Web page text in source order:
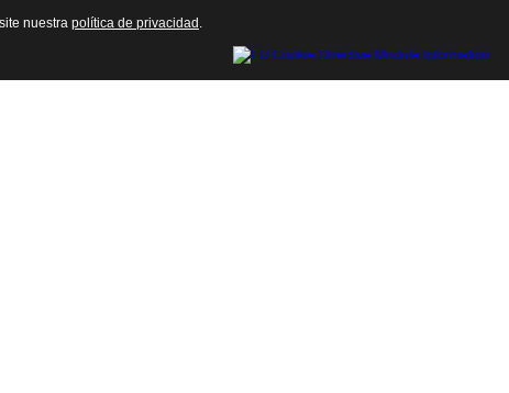
nuestra política de privacidad .